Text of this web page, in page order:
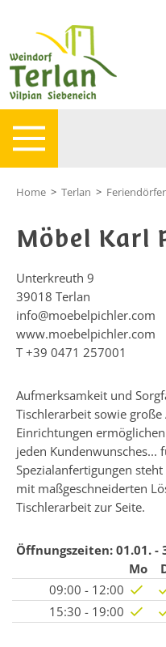
Home > Terlan > Feriendörfer
Möbel Karl
Unterkreuth 9
39018 Terlan
info@moebelpichler.com
www.moebelpichler.com
T +39 0471 257001
Aufmerksamkeit und
Tischlerarbeit sowie
Einrichtungen
jeden Kundenwunsches...
Spezialanfertigungen
mit maßgeschneiderten
Tischlerarbeit zur Seite.
Öffnungszeiten: 01.01. -
Mo
09:00 - 12:00
15:30 - 19:00